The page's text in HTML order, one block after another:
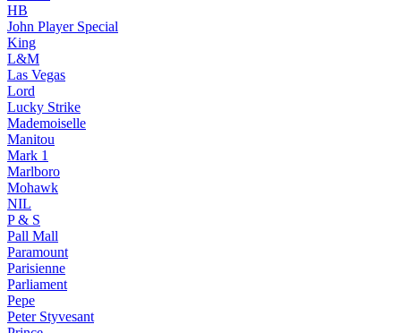
HB
John Player Special
King
L&M
Las Vegas
Lord
Lucky Strike
Mademoiselle
Manitou
Mark 1
Marlboro
Mohawk
NIL
P & S
Pall Mall
Paramount
Parisienne
Parliament
Pepe
Peter Styvesant